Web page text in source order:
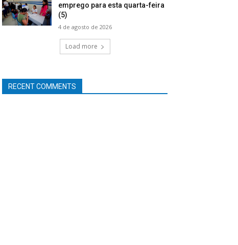
emprego para esta quarta-feira
(5)
4 de agosto de 2026
Load more
RECENT COMMENTS